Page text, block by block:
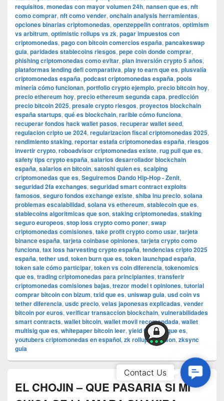
requisitos, monedas con mayor volumen 24h, nansen que es, nft
como comprar, nft como vender, onchain analysis herramientas,
opciones binarias criptomonedas, openzeppelin contratos, optimism
vs arbitrum, optimistic rollups vs zk, pagar impuestos con
criptomonedas, pago con bitcoin comercios españa, pancakeswap
guia, paridades stablecoins riesgos, pepe coin donde comprar,
phishing criptomonedas como evitar, plan inversión crypto 5 años,
plataformas lending defi comparativa, play to earn que es, plusvalía
criptomonedas españa, podcast criptomonedas españa, pools
minería cómo funcionan, portfolio crypto ejemplo, precio bitcoin hoy,
precio ethereum hoy, precio ethereum segunda capa, predicción
precio bitcoin 2025, presale crypto riesgos, proyectos blockchain
españa startups, qué es blockchain, rarible cómo funciona,
recuperar fondos hack wallet pasos, recuperar wallet seed,
regulacion cripto ue 2024, regularizacion fiscal criptomonedas 2025,
rendimiento staking, reportar estafa criptomonedas españa, riesgos
invertir crypto, roboadvisor criptomonedas existe, rug pull que es,
safety tips crypto españa, salarios desarrollador blockchain
españa, salarios en bitcoin, satoshi quien es, scalping
criptomonedas que es, Seguiremos Dando Hip-Hop - Zenit,
seguridad 2fa exchanges, seguridad smart contract exploits
famosos, seguro fondos exchange existe, shiba inu precio, solana
problemas escalabilidad, solana vs ethereum, stablecoin que es,
stablecoins algoritmicas que son, staking criptomonedas, staking
seguro europeos, stop loss crypto como poner, swap
criptomonedas comisiones, take profit crypto como usar, tarjeta
binance españa, tarjeta coinbase opiniones, tarjeta crypto como
funciona, tax loss harvesting crypto españa, tendencias cripto 2025
españa, tether usd, token burn que es, token launchpad españa,
token sale cómo participar, token vs coin diferencia, tokenomics
que es, trading criptomonedas para principiantes, transferir
criptomonedas comisiones bajas, trezor model t opiniones, tutorial
comprar bitcoin con bizum, txid que es, uniswap guia, usd coin vs
tether diferencia, usdc precio, velas japonesas explicadas, vender
bitcoin por euros, verificar transaccion blockchain, vulnerabilidades
smart contracts, wallet bitcoin, wallet movil recomendada, wallet
multisig que es, whitepaper bitcoin leer, yield farming que es,
youtubers criptomonedas en español, zk rollups que son, zksync
guia
EL CHOJIN – QUE PASARIA SI MI
Us
Contact Us